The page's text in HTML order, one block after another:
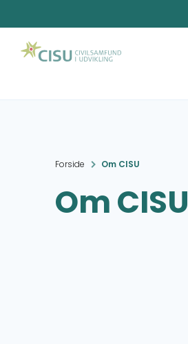
Forside Om CISU
Om CISU